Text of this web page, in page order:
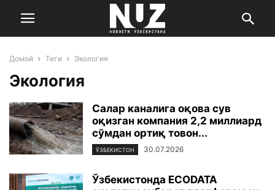
Домой Теги Экология
Экология
Салар каналига оқова сув
оқизган компания 2,2 миллиард
сўмдан ортиқ товон...
ЎЗБЕКИСТОН 30.07.2026
Ўзбекистонда ECODATA